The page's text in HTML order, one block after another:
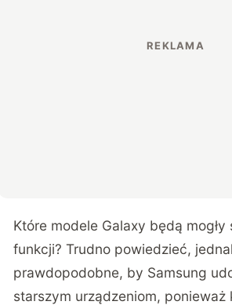
Które modele Galaxy będą
funkcji? Trudno powiedzieć,
prawdopodobne, by Samsung
starszym urządzeniom, ponieważ